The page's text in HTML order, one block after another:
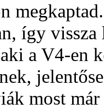
így
a V4-en
most